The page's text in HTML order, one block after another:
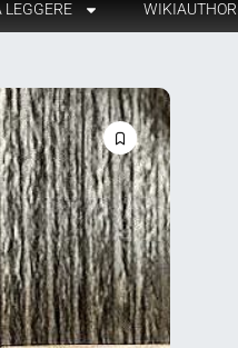
LEGGERE WIKIAUTHOR